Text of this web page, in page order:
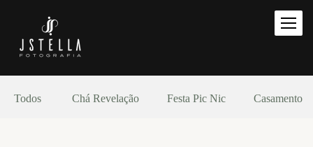
Todos Chá Revelação Festa Pic Nic Casamento